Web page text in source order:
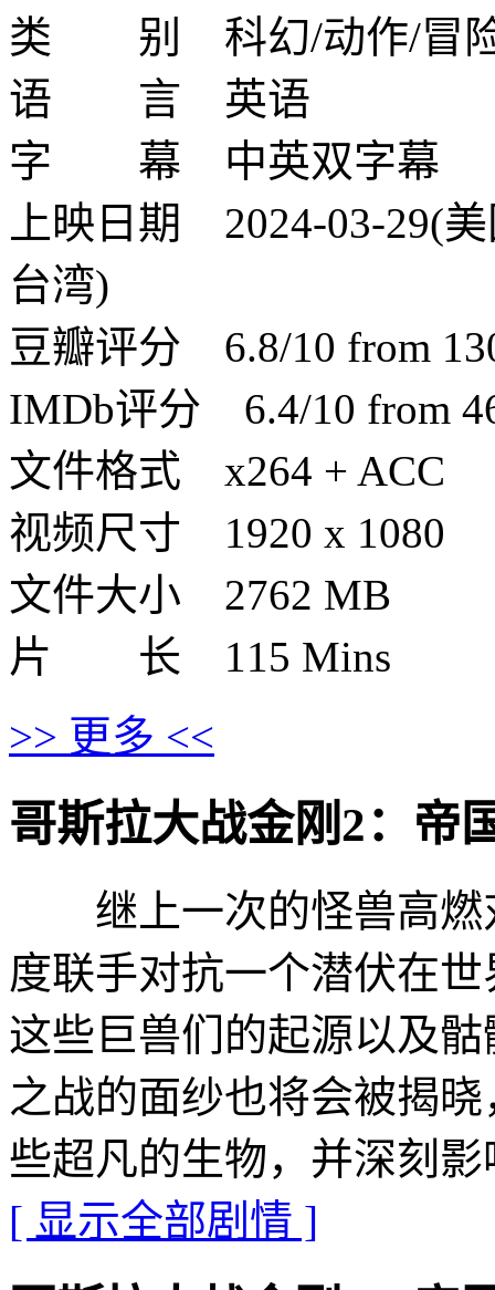
类 别 科幻/动作/冒
语 言 英语
字 幕 中英双字幕
上映日期 2024-03-29(
台湾)
豆瓣评分 6.8/10 from
IMDb评分 6.4/10 from
文件格式 x264 + ACC
视频尺寸 1920 x 1080
文件大小 2762 MB
片 长 115 Mins
>> 更多 <<
哥斯拉大战金刚2：帝
继上一次的怪兽高燃
度联手对抗一个潜伏在
这些巨兽们的起源以及
之战的面纱也将会被揭
些超凡的生物，并深刻
[ 显示全部剧情 ]